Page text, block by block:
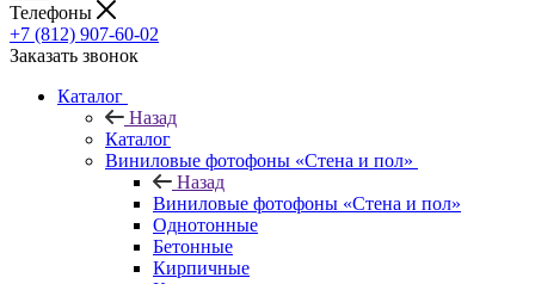
Телефоны
+7 (812) 907-60-02
Заказать звонок
Каталог
Назад
Каталог
Виниловые фотофоны «Стена и пол»
Назад
Виниловые фотофоны «Стена и пол»
Однотонные
Бетонные
Кирпичные